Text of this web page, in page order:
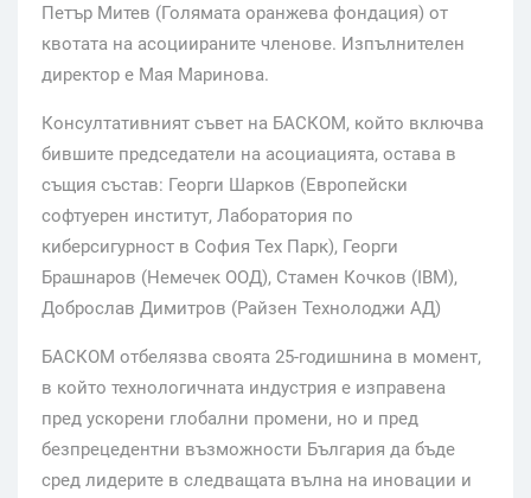
Петър Митев (Голямата оранжева фондация) от
квотата на асоциираните членове. Изпълнителен
директор е Мая Маринова.
Консултативният съвет на БАСКОМ, който включва
бившите председатели на асоциацията, остава в
същия състав: Георги Шарков (Европейски
софтуерен институт, Лаборатория по
киберсигурност в София Тех Парк), Георги
Брашнаров (Немечек ООД), Стамен Кочков (IBM),
Доброслав Димитров (Райзен Технолоджи АД)
БАСКОМ отбелязва своята 25-годишнина в момент,
в който технологичната индустрия е изправена
пред ускорени глобални промени, но и пред
безпрецедентни възможности България да бъде
сред лидерите в следващата вълна на иновации и